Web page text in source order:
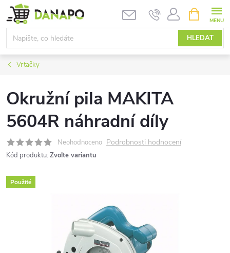
Přejít
na
obsah
HLEDAT
NÁKUPNÍ
KOŠÍK
Vrtačky
Okružní pila MAKITA
5604R náhradní díly
Neohodnoceno Podrobnosti hodnocení
Kód produktu: Zvolte variantu
Použité